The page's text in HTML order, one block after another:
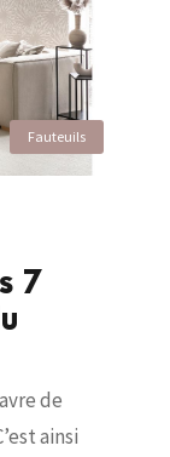
Fauteuils
7
de
ainsi